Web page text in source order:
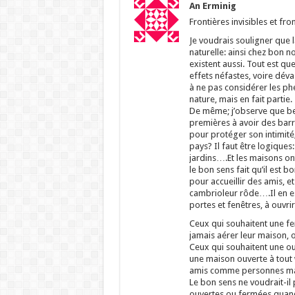
An Erminig
Frontières invisibles et
Je voudrais souligner
naturelle: ainsi chez bon
existent aussi. Tout est
effets néfastes, voire
à ne pas considérer les
nature, mais en fait partie.
De même; j’observe que
premières à avoir des
pour protéger son
pays? Il faut être
jardins….Et les maisons
le bon sens fait qu’il est
pour accueillir des amis,
cambrioleur rôde….Il en
portes et fenêtres, à
Ceux qui souhaitent une
jamais aérer leur maison,
Ceux qui souhaitent une
une maison ouverte à tout
amis comme personnes
Le bon sens ne voudrait-il